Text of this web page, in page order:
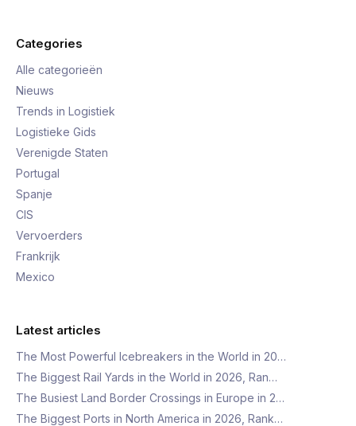
Categories
Alle categorieën
Nieuws
Trends in Logistiek
Logistieke Gids
Verenigde Staten
Portugal
Spanje
CIS
Vervoerders
Frankrijk
Mexico
Latest articles
The Most Powerful Icebreakers in the World in 20…
The Biggest Rail Yards in the World in 2026, Ran…
The Busiest Land Border Crossings in Europe in 2…
The Biggest Ports in North America in 2026, Rank…